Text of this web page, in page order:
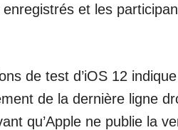
et les
de test d’iOS 12
de la dernière ligne
qu’Apple ne publie la